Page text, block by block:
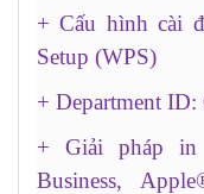
+ Cấu hình cài
Setup (WPS)
+ Department
+ Giải pháp in
Business,